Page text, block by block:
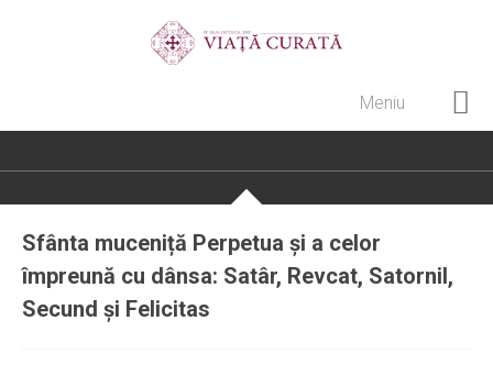
Meniu
Pateric Atonit
Istoria Bisericii
Cenaclu creștin
Sfânta muceniță Perpetua și a celor
împreună cu dânsa: Satâr, Revcat, Satornil,
Secund și Felicitas